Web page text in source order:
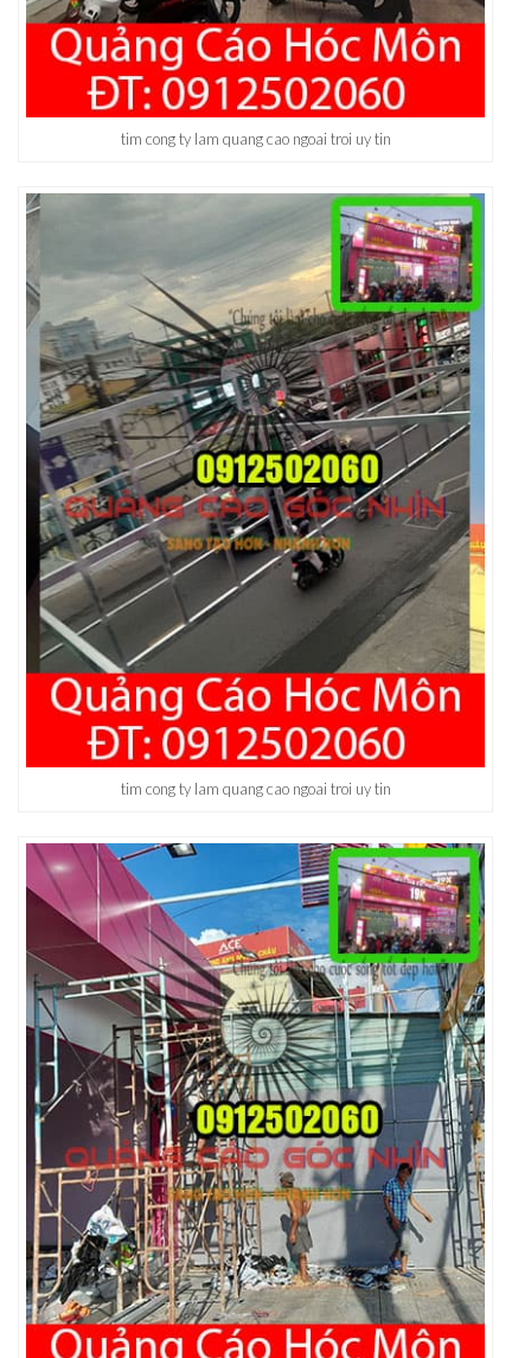
tim cong ty lam quang cao ngoai troi uy tin
tim cong ty lam quang cao ngoai troi uy tin